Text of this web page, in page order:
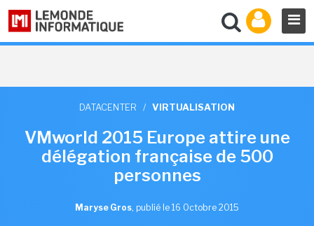
DATACENTER / VIRTUALISATION
VMworld 2015 Europe attire une
délégation française de 500
personnes
Maryse Gros, publié le 16 Octobre 2015